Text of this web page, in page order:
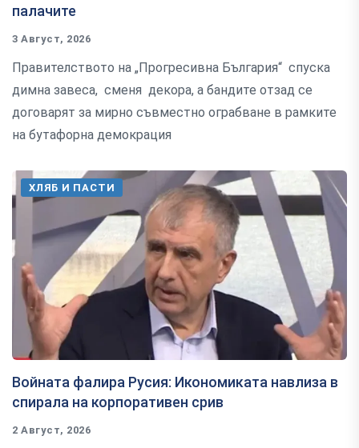
палачите
3 Август, 2026
Правителството на „Прогресивна България“ спуска
димна завеса, сменя декора, а бандите отзад се
договарят за мирно съвместно ограбване в рамките
на бутафорна демокрация
ХЛЯБ И ПАСТИ
Войната фалира Русия: Икономиката навлиза в
спирала на корпоративен срив
2 Август, 2026